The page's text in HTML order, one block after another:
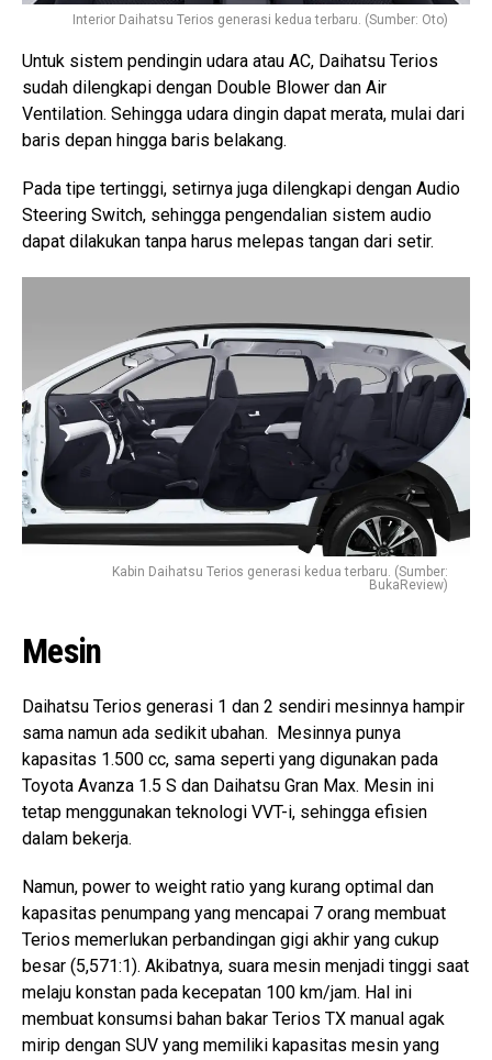
Interior Daihatsu Terios generasi kedua terbaru. (Sumber: Oto)
Untuk sistem pendingin udara atau AC, Daihatsu Terios
sudah dilengkapi dengan Double Blower dan Air
Ventilation. Sehingga udara dingin dapat merata, mulai dari
baris depan hingga baris belakang.
Pada tipe tertinggi, setirnya juga dilengkapi dengan Audio
Steering Switch, sehingga pengendalian sistem audio
dapat dilakukan tanpa harus melepas tangan dari setir.
Kabin Daihatsu Terios generasi kedua terbaru. (Sumber:
BukaReview)
Mesin
Daihatsu Terios generasi 1 dan 2 sendiri mesinnya hampir
sama namun ada sedikit ubahan. Mesinnya punya
kapasitas 1.500 cc, sama seperti yang digunakan pada
Toyota Avanza 1.5 S dan Daihatsu Gran Max. Mesin ini
tetap menggunakan teknologi VVT-i, sehingga efisien
dalam bekerja.
Namun, power to weight ratio yang kurang optimal dan
kapasitas penumpang yang mencapai 7 orang membuat
Terios memerlukan perbandingan gigi akhir yang cukup
besar (5,571:1). Akibatnya, suara mesin menjadi tinggi saat
melaju konstan pada kecepatan 100 km/jam. Hal ini
membuat konsumsi bahan bakar Terios TX manual agak
mirip dengan SUV yang memiliki kapasitas mesin yang